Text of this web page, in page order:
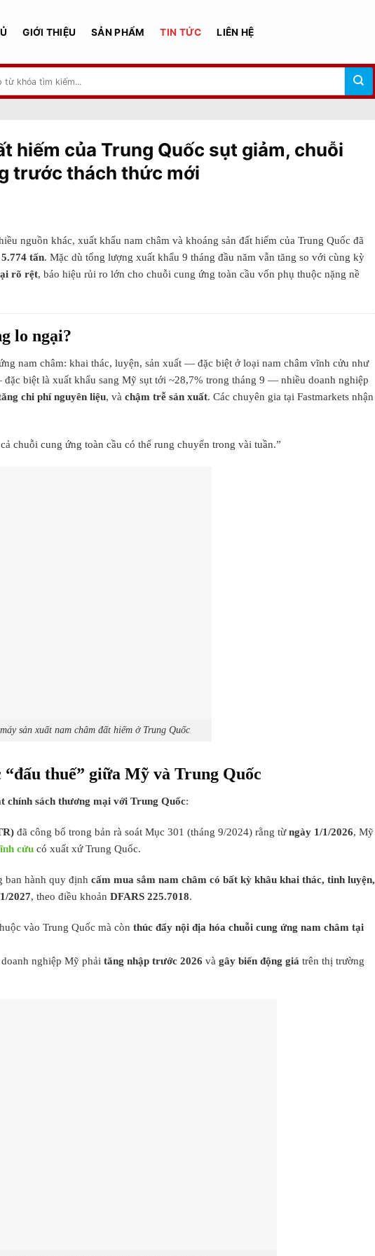
GIỚI THIỆU SẢN PHẨM TIN TỨC LIÊN HỆ
hiếm của Trung Quốc sụt giảm, chuỗi
trước thách thức mới
nguồn khác, xuất khẩu nam châm và khoáng sản đất hiếm của Trung Quốc đã
5.774 tấn. Mặc dù tổng lượng xuất khẩu 9 tháng đầu năm vẫn tăng so với cùng kỳ
rõ rệt, báo hiệu rủi ro lớn cho chuỗi cung ứng toàn cầu vốn phụ thuộc nặng nề
lo ngại?
nam châm: khai thác, luyện, sản xuất — đặc biệt ở loại nam châm vĩnh cửu như
biệt là xuất khẩu sang Mỹ sụt tới ~28,7% trong tháng 9 — nhiều doanh nghiệp
chi phí nguyên liệu, và chậm trễ sản xuất. Các chuyên gia tại Fastmarkets nhận
chuỗi cung ứng toàn cầu có thể rung chuyển trong vài tuần.”
sản xuất nam châm đất hiếm ở Trung Quốc
thuế” giữa Mỹ và Trung Quốc
chính sách thương mại với Trung Quốc:
đã công bố trong bản rà soát Mục 301 (tháng 9/2024) rằng từngày 1/1/2026, Mỹ
cửucó xuất xứ Trung Quốc.
ban hành quy định cấm mua sắm nam châm có bất kỳ khâu khai thác, tinh luyện,
2027, theo điều khoản DFARS 225.7018.
vào Trung Quốc mà còn thúc đẩy nội địa hóa chuỗi cung ứng nam châm tại
nghiệp Mỹ phải tăng nhập trước 2026 và gây biến động giá trên thị trường